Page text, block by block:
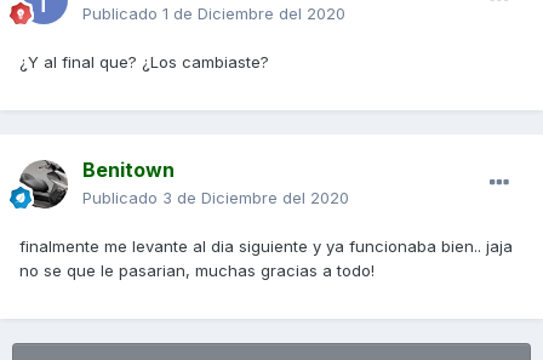
Publicado 1 de Diciembre del 2020
¿Y al final que? ¿Los cambiaste?
Benitown
Publicado 3 de Diciembre del 2020
finalmente me levante al dia siguiente y ya funcionaba bien.. jaja
no se que le pasarian, muchas gracias a todo!